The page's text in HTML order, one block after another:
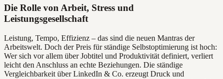
Die Rolle von Arbeit, Stress und
Leistungsgesellschaft
Leistung, Tempo, Effizienz – das sind die neuen Mantras der
Arbeitswelt. Doch der Preis für ständige Selbstoptimierung ist hoch:
Wer sich vor allem über Jobtitel und Produktivität definiert, verliert
leicht den Anschluss an echte Beziehungen. Die ständige
Vergleichbarkeit über LinkedIn & Co. erzeugt Druck und